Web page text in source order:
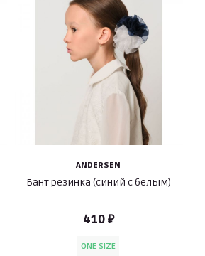
ANDERSEN
Бант резинка (синий с белым)
410 ₽
ONE SIZE